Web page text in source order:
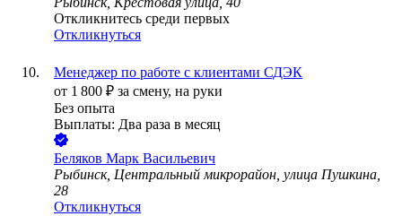
Откликнитесь среди первых
Откликнуться
Менеджер по работе с клиентами СДЭК
от 1 800 ₽ за смену, на руки
Без опыта
Выплаты: Два раза в месяц
Беляков Марк Васильевич
Рыбинск, Центральный микрорайон, улица Пушкина,
28
Откликнуться